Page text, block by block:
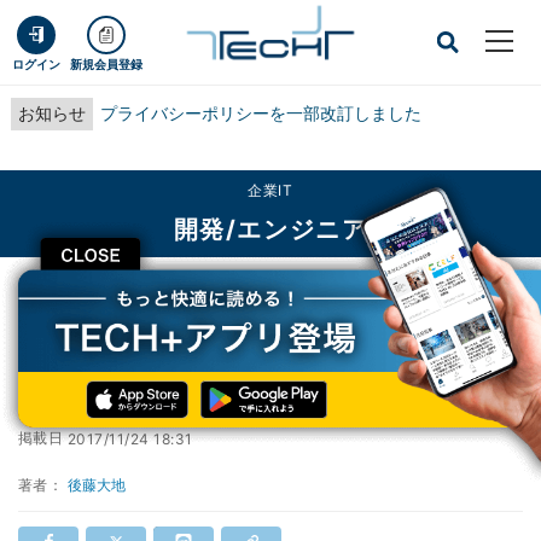
ログイン 新規会員登録
お知らせ プライバシーポリシーを一部改訂しました
CLOSE
企業IT
開発/エンジニア
TECH+ 企業IT
開発/エンジニア
Microsoftが激減 - 11月Webサーバシェア調査
Microsoftが激減 - 11月Webサーバシェア調査
掲載日2017/11/24 18:31
著者： 後藤大地